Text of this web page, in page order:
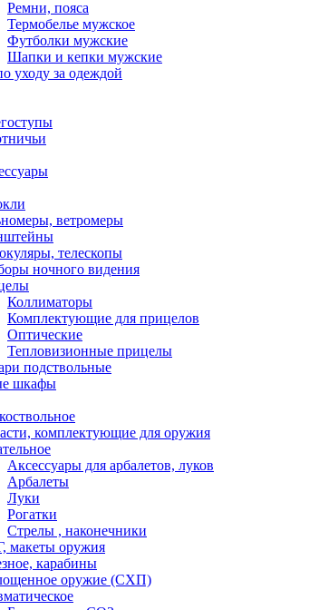
Ремни, пояса
Термобелье мужское
Футболки мужские
Шапки и кепки мужские
уходу за одеждой
ветромеры
телескопы
ночного видения
Коллиматоры
Комплектующие для прицелов
Оптические
Тепловизионные прицелы
подствольные
шкафы
комплектующие для оружия
Аксессуары для арбалетов, луков
Арбалеты
Луки
Рогатки
Стрелы , наконечники
макеты оружия
карабины
оружие (СХП)